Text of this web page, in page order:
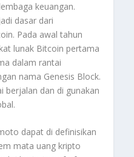
keuangan.
dasar dari
Pada awal tahun
lunak Bitcoin pertama
dalam rantai
nama Genesis Block.
berjalan dan di gunakan
dapat di definisikan
mata uang kripto